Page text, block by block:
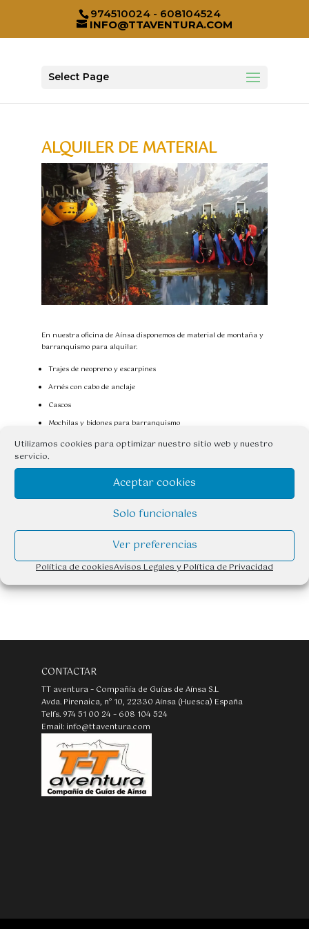
Utilizamos cookies para optimizar nuestro sitio web y nuestro
servicio.
Aceptar cookies
Solo funcionales
Ver preferencias
Política de cookiesAvisos Legales y Política de Privacidad
974510024 - 608104524
INFO@TTAVENTURA.COM
Select Page
ALQUILER DE MATERIAL
En nuestra oficina de Aínsa disponemos de material de montaña y
barranquismo para alquilar.
Trajes de neopreno y escarpines
Arnés con cabo de anclaje
Cascos
Mochilas y bidones para barranquismo
Kit vía ferrata (arnés, casco y disipador)
Crampones y Piolets
al máximo de las rutas de Zona Zero.
CONTACTAR
TT aventura – Compañía de Guías de Aínsa S.L
Avda. Pirenaica, nº 10, 22330 Aínsa (Huesca) España
Telfs. 974 51 00 24 – 608 104 524
Email: info@ttaventura.com